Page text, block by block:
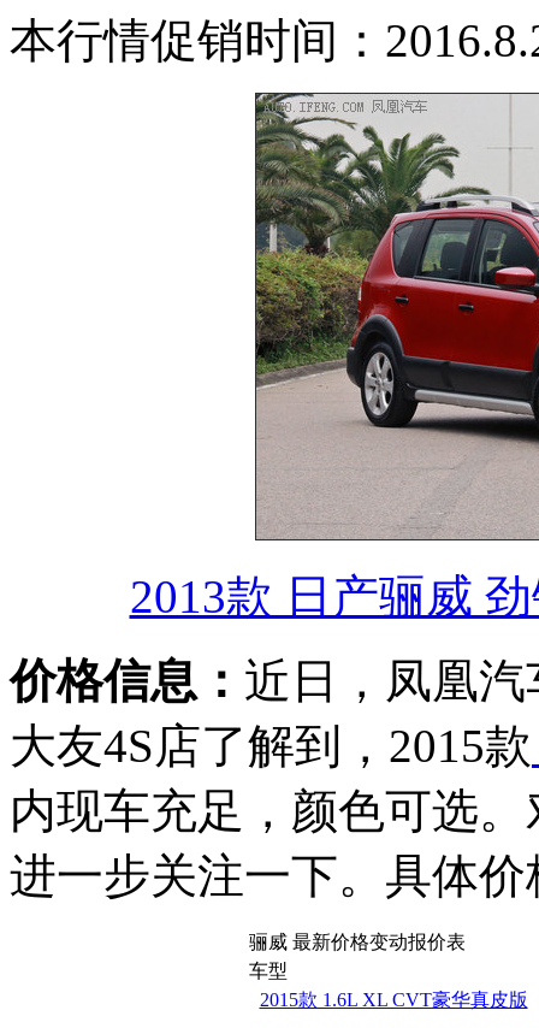
本行情促销时间：
2013款 日产骊威
价格信息： 近日，凤凰
大友4S店了解到，2015款
内现车充足，颜色可选
进一步关注一下。具体
骊威 最新价格变动报价表
车型
2015款 1.6L XL CVT豪华真皮版